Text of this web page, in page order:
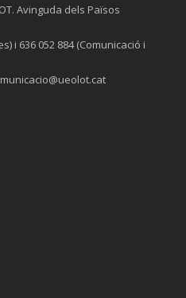
Avinguda dels Països
i 636 052 884 (Comunicació i